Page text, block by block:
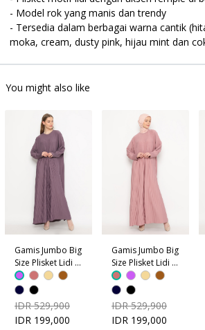
- Model rok yang manis dan trendy
- Tersedia dalam berbagai warna cantik
moka, cream, dusty pink, hijau mint dan
You might also like
Gamis Jumbo Big
Size Plisket Lidi -
Ungu
IDR 529,900
IDR 199,000
Gamis Jumbo Big
Size Plisket Lidi -
Dusty Pink
IDR 529,900
IDR 199,000